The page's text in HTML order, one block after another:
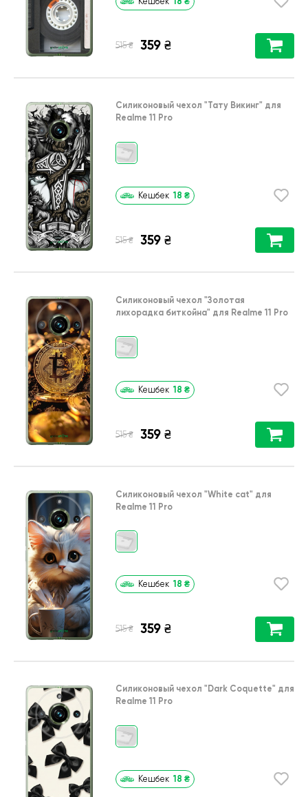
515 ₴ 359 ₴
Силиконовый чехол "Тату Викинг" для
Realme 11 Pro
Кешбек 18 ₴
515 ₴ 359 ₴
Силиконовый чехол "Золотая
лихорадка биткойна" для Realme 11 Pro
Кешбек 18 ₴
515 ₴ 359 ₴
Силиконовый чехол "White cat" для
Realme 11 Pro
Кешбек 18 ₴
515 ₴ 359 ₴
Силиконовый чехол "Dark Coquette" для
Realme 11 Pro
Кешбек 18 ₴